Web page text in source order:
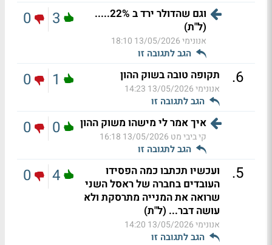
וגם שהדולר ירד ב 22%.....
(ל"ת)
אנונימי13/05/2026 18:10
הגב לתגובה זו
3
0
6
. תקופה טובה בשוק ההון
אנונימי13/05/2026 14:23
הגב לתגובה זו
1
0
איך אמר לי מישהו משוק ההון
קי ביבי מט 13/05/2026 16:18
הגב לתגובה זו
0
0
5
.
ועכשיו תכתבו כמה הפסידו
העובדים בחברה של ראסל השני
שרואה את המנייה מתרסקת ולא
עושה דבר... (ל"ת)
אנונימי13/05/2026 14:20
הגב לתגובה זו
4
0